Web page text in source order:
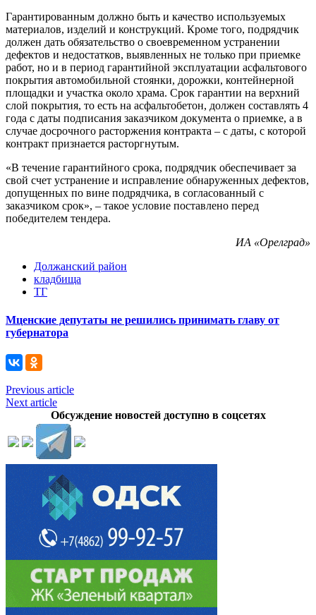
Гарантированным должно быть и качество используемых
материалов, изделий и конструкций. Кроме того, подрядчик
должен дать обязательство о своевременном устранении
дефектов и недостатков, выявленных не только при приемке
работ, но и в период гарантийной эксплуатации асфальтового
покрытия автомобильной стоянки, дорожки, контейнерной
площадки и участка около храма. Срок гарантии на верхний
слой покрытия, то есть на асфальтобетон, должен составлять 4
года с даты подписания заказчиком документа о приемке, а в
случае досрочного расторжения контракта – с даты, с которой
контракт признается расторгнутым.
«В течение гарантийного срока, подрядчик обеспечивает за
свой счет устранение и исправление обнаруженных дефектов,
допущенных по вине подрядчика, в согласованный с
заказчиком срок», – такое условие поставлено перед
победителем тендера.
ИА «Орелград»
Должанский район
кладбища
ТГ
Мценские депутаты не решились принимать главу от
губернатора
Previous article
Next article
Обсуждение новостей доступно в соцсетях